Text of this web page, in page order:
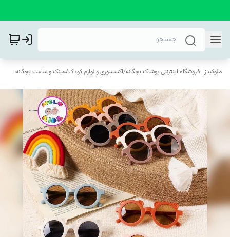
ملوکیدز | فروشگاه اینترنتی پوشاک بچگانه/اکسسوری و لوازم کودک/عینک و ساعت بچگانه